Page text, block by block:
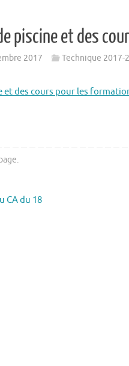
piscine et des
2017 Technique 2017-
et des cours pour les
.
CA du 18